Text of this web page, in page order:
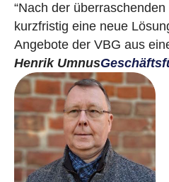
“Nach der
kurzfristig eine neue
Angebote der VBG aus
Henrik Umnus